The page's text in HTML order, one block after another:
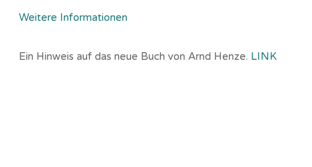
Weitere Informationen
Ein Hinweis auf das neue Buch von Arnd Henze. LINK